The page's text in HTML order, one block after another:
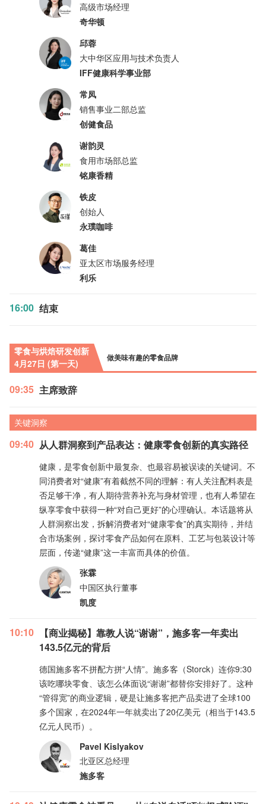
高级市场经理
奇华顿
邱蓉
大中华区应用与技术负责人
IFF健康科学事业部
常凤
销售事业二部总监
创健食品
谢韵灵
食用市场部总监
铭康香精
铁皮
创始人
永璞咖啡
葛佳
亚太区市场服务经理
利乐
16:00 结束
零食与烘焙研发创新
4月27日 (第一天)
做美味有趣的零食品牌
09:35 主席致辞
关键洞察
09:40 从人群洞察到产品表达：健康零食创新的真实路径
健康，是零食创新中最复杂、也最容易被误读的关键词。不
同消费者对“健康”有着截然不同的理解：有人关注配料表是
否足够干净，有人期待营养补充与身材管理，也有人希望在
纵享零食中获得一种“对自己更好”的心理确认。本话题将从
人群洞察出发，拆解消费者对“健康零食”的真实期待，并结
合市场案例，探讨零食产品如何在原料、工艺与包装设计等
层面，传递“健康”这一丰富而具体的价值。
张霖
中国区执行董事
凯度
10:10
【商业揭秘】靠教人说“谢谢”，施多客一年卖出
143.5亿元的背后
德国施多客不拼配方拼“人情”。施多客（Storck）连你9:30
该吃哪块零食、该怎么体面说“谢谢”都替你安排好了。这种
“管得宽”的商业逻辑，硬是让施多客把产品卖进了全球100
多个国家，在2024年一年就卖出了20亿美元（相当于143.5
亿元人民币）。
Pavel Kislyakov
北亚区总经理
施多客